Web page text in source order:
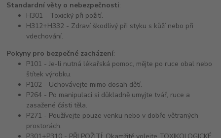
Standardní věty o nebezpečnosti:
H301 - Toxický při požití.
H312+H332 - Zdraví škodlivý při styku s kůží nebo při
vdechování.
Pokyny pro bezpečné zacházení:
P101 - Je-li nutná lékařská pomoc, mějte po ruce obal nebo
štítek výrobku.
P102 - Uchovávejte mimo dosah dětí.
P264 - Po manipulaci si důkladně umyjte tvář, ruce a
zasažené části těla.
P271 - Používejte pouze venku nebo v dobře větraných
prostorách.